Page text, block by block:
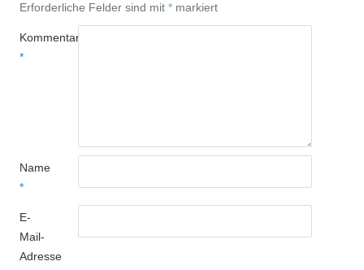
Erforderliche Felder sind mit * markiert
Kommentar
*
Name
*
E-
Mail-
Adresse